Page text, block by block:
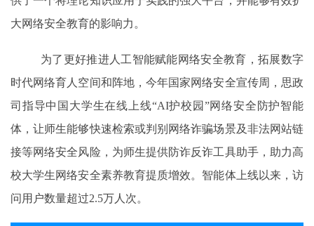
大网络安全教育的影响力。
为了更好推进人工智能赋能网络安全教育，拓展数字
时代网络育人空间和阵地，今年国家网络安全宣传周，思政
司指导中国大学生在线上线“AI护校园”网络安全防护智能
体，让师生能够快速检索或判别网络诈骗场景及非法网站链
接等网络安全风险，为师生提供防诈反诈工具助手，助力高
校大学生网络安全素养教育提质增效。智能体上线以来，访
问用户数量超过2.5万人次。